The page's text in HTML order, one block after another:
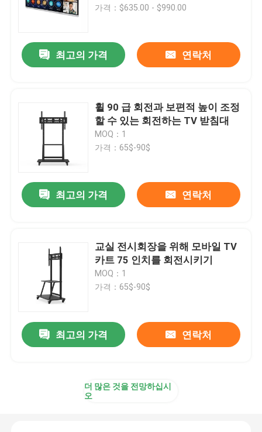
가격：$635.00 - $990.00
최고의 가격 연락처
휠 90 급 회전과 보편적 높이 조정
할 수 있는 회전하는 TV 받침대
MOQ：1
가격：65$-90$
최고의 가격 연락처
교실 전시회장을 위해 모바일 TV
카트 75 인치를 회전시키기
MOQ：1
가격：65$-90$
최고의 가격 연락처
더 많은 것을 전망하십시
오